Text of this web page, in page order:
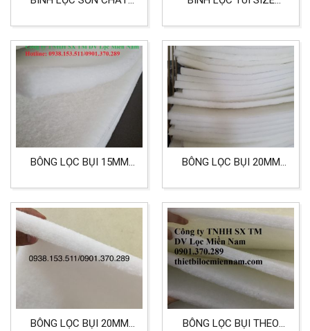
MẮM, NƯỚC TƯƠNG
BÔNG LỌC BỤI 15MM
BÔNG LỌC BỤI 20MM
KHÔNG KHÍ
BÔNG LỌC BỤI 20MM
BÔNG LỌC BỤI THEO